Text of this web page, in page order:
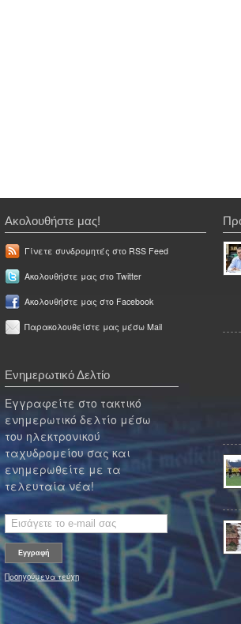
Ακολουθήστε μας!
Γίνετε συνδρομητές στο RSS Feed
Ακολουθήστε μας στο Twitter
Ακολουθήστε μας στο Facebook
Παρακολουθείστε μας μέσω Mail
Ενημερωτικό Δελτίο
Εγγραφείτε στο τακτικό
ενημερωτικό δελτίο μέσω
του ηλεκτρονικού
ταχυδρομείου σας και
ενημερωθείτε με τα
τελευταία νέα!
Προηγούμενα τεύχη